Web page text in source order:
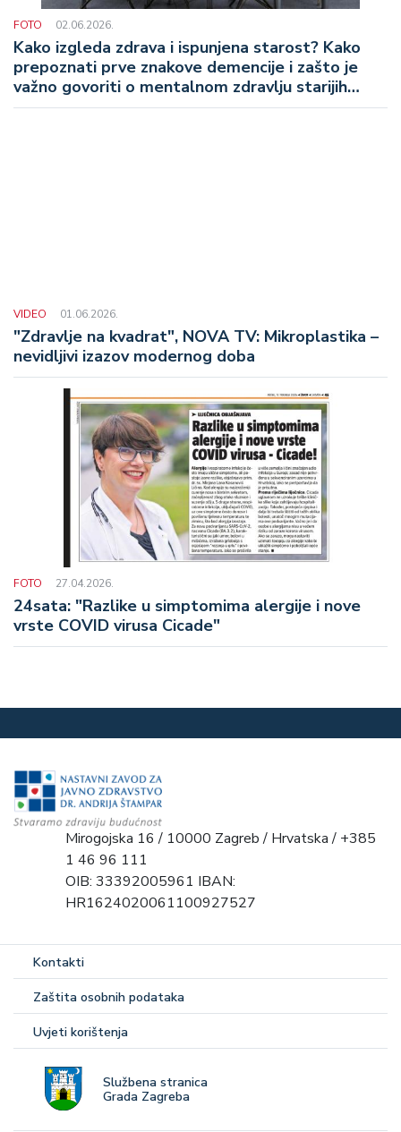
FOTO 02.06.2026.
Kako izgleda zdrava i ispunjena starost? Kako
prepoznati prve znakove demencije i zašto je
važno govoriti o mentalnom zdravlju starijih
osoba?
VIDEO 01.06.2026.
"Zdravlje na kvadrat", NOVA TV: Mikroplastika –
nevidljivi izazov modernog doba
FOTO 27.04.2026.
24sata: "Razlike u simptomima alergije i nove
vrste COVID virusa Cicade"
Mirogojska 16 / 10000 Zagreb / Hrvatska / +385
1 46 96 111
OIB: 33392005961 IBAN:
HR1624020061100927527
Kontakti
Zaštita osobnih podataka
Uvjeti korištenja
Službena stranica
Grada Zagreba